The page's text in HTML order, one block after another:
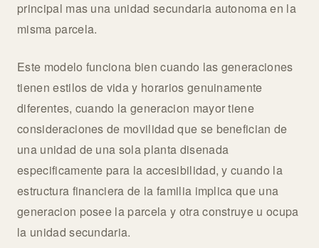
principal mas una unidad secundaria autonoma en la
misma parcela.
Este modelo funciona bien cuando las generaciones
tienen estilos de vida y horarios genuinamente
diferentes, cuando la generacion mayor tiene
consideraciones de movilidad que se benefician de
una unidad de una sola planta disenada
especificamente para la accesibilidad, y cuando la
estructura financiera de la familia implica que una
generacion posee la parcela y otra construye u ocupa
la unidad secundaria.